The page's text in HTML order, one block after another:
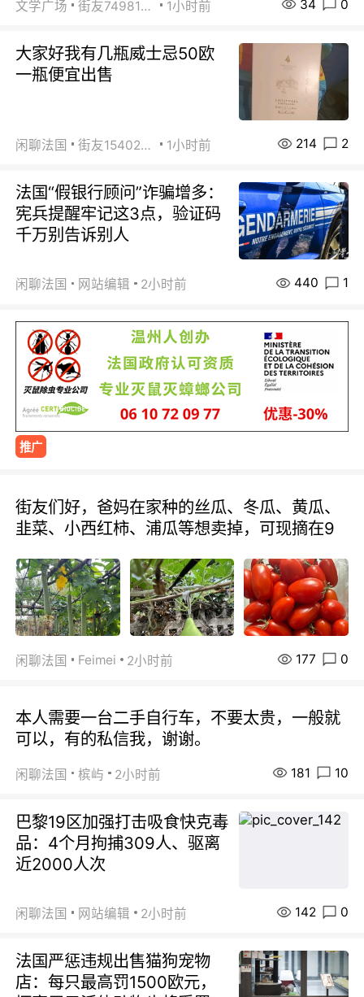
文学广场 街友74981146 1小时前 34 0
大家好我有几瓶威士忌50欧
一瓶便宜出售
闲聊法国 街友15402223 1小时前 214 2
法国“假银行顾问”诈骗增多：
宪兵提醒牢记这3点，验证码
千万别告诉别人
闲聊法国 网站编辑 2小时前 440 1
推广
街友们好，爸妈在家种的丝瓜、冬瓜、黄瓜、
韭菜、小西红柿、浦瓜等想卖掉，可现摘在9
闲聊法国 Feimei 2小时前 177 0
本人需要一台二手自行车，不要太贵，一般就
可以，有的私信我，谢谢。
闲聊法国 槟屿 2小时前 181 10
巴黎19区加强打击吸食快克毒
品：4个月拘捕309人、驱离
近2000人次
闲聊法国 网站编辑 2小时前 142 0
法国严惩违规出售猫狗宠物
店：每只最高罚1500欧元，